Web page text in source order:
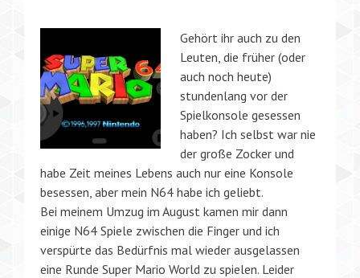
Gehört ihr auch zu den
Leuten, die früher (oder
auch noch heute)
stundenlang vor der
Spielkonsole gesessen
haben? Ich selbst war nie
der große Zocker und
habe Zeit meines Lebens auch nur eine Konsole
besessen, aber mein N64 habe ich geliebt.
Bei meinem Umzug im August kamen mir dann
einige N64 Spiele zwischen die Finger und ich
verspürte das Bedürfnis mal wieder ausgelassen
eine Runde Super Mario World zu spielen. Leider